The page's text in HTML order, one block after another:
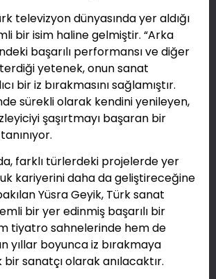
televizyon dünyasında yer aldığı
bir isim haline gelmiştir. “Arka
başarılı performansı ve diğer
yetenek, onun sanat
bir iz bırakmasını sağlamıştır.
sürekli olarak kendini yenileyen,
şaşırtmayı başaran bir
farklı türlerdeki projelerde yer
kariyerini daha da geliştireceğine
Yüsra Geyik, Türk sanat
bir yer edinmiş başarılı bir
tiyatro sahnelerinde hem de
yıllar boyunca iz bırakmaya
sanatçı olarak anılacaktır.